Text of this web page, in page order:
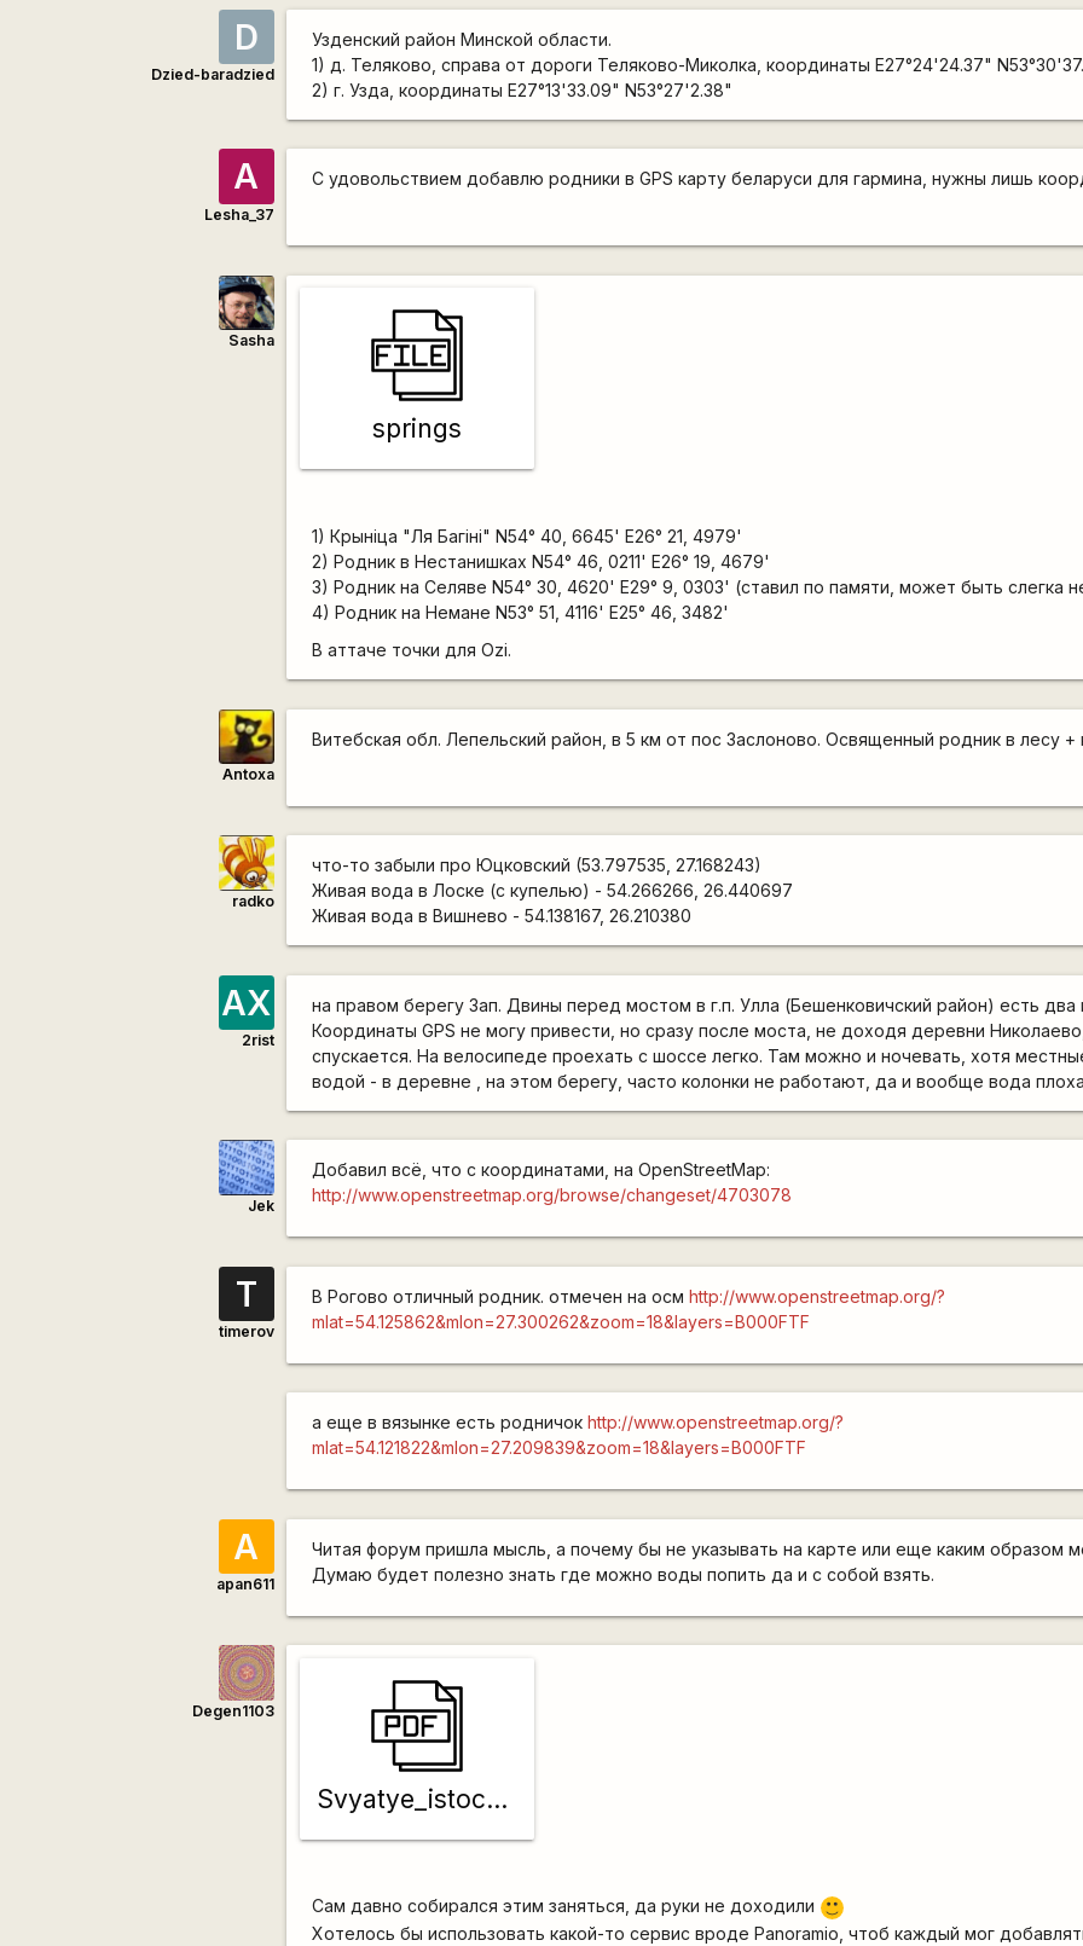
D
Dzied-baradzied
Узденский район Минской области.
1) д. Теляково, справа от дороги Теляково-Миколка, координаты E27°24'24.37"
2) г. Узда, координаты E27°13'33.09" N53°27'2.38"
А
Lesha_37
С удовольствием добавлю родники в GPS карту беларуси для гармина, нужны лишь
Sasha
springs
1) Крынiца "Ля Багiнi" N54° 40, 6645' E26° 21, 4979'
2) Родник в Нестанишках N54° 46, 0211' E26° 19, 4679'
3) Родник на Селяве N54° 30, 4620' E29° 9, 0303' (ставил по памяти, может быть слегка
4) Родник на Немане N53° 51, 4116' E25° 46, 3482'
В аттаче точки для Ozi.
Antoxa
Витебская обл. Лепельский район, в 5 км от пос Заслоново. Освященный родник в лесу +
radko
что-то забыли про Юцковский (53.797535, 27.168243)
Живая вода в Лоске (с купелью) - 54.266266, 26.440697
Живая вода в Вишнево - 54.138167, 26.210380
АХ
2rist
на правом берегу Зап. Двины перед мостом в г.п. Улла (Бешенковичский район) есть два
Координаты GPS не могу привести, но сразу после моста, не доходя деревни
спускается. На велосипеде проехать с шоссе легко. Там можно и ночевать, хотя
водой - в деревне , на этом берегу, часто колонки не работают, да и вообще вода
Jek
Добавил всё, что с координатами, на OpenStreetMap:
http://www.openstreetmap.org/browse/changeset/4703078
T
timerov
В Рогово отличный родник. отмечен на осмhttp://www.openstreetmap.org/?
mlat=54.125862&mlon=27.300262&zoom=18&layers=B000FTF
а еще в вязынке есть родничокhttp://www.openstreetmap.org/?
mlat=54.121822&mlon=27.209839&zoom=18&layers=B000FTF
A
apan611
Читая форум пришла мысль, а почему бы не указывать на карте или еще каким образом
Думаю будет полезно знать где можно воды попить да и с собой взять.
Degen1103
Svyatye_istochniki_Belarusi
Сам давно собирался этим заняться, да руки не доходили
:)
Хотелось бы использовать какой-то сервис вроде Panoramio, чтоб каждый мог